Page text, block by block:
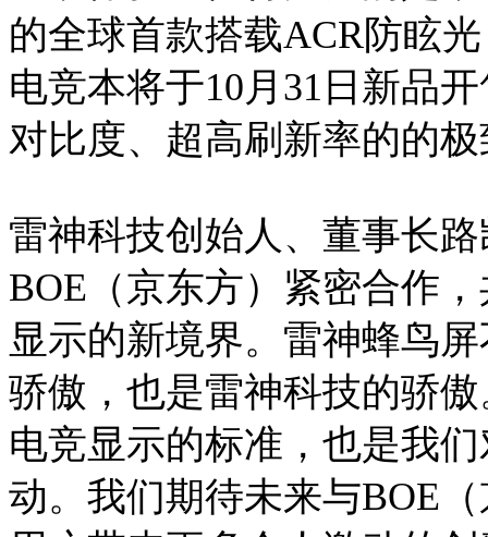
的全球首款搭载ACR防眩
电竞本将于10月31日新品
对比度、超高刷新率的的
雷神科技创始人、董事长
BOE（京东方）紧密合作
显示的新境界。雷神蜂鸟
骄傲，也是雷神科技的骄
电竞显示的标准，也是我
动。我们期待未来与BOE